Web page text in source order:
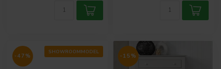
SHOWROOMMODEL
-47% -15%